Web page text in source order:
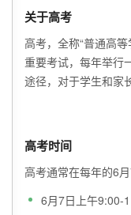
关于高考
高考，全称“普通高
重要考试，每年举行
途径，对于学生和家
高考时间
高考通常在每年的6
6月7日上午9:00-